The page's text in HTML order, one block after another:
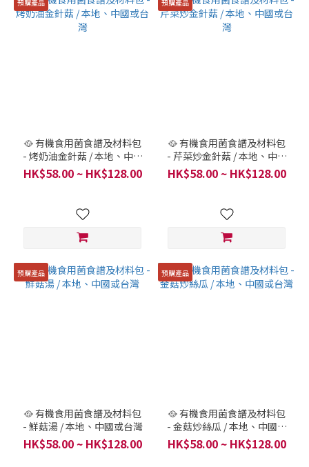
預購產品
🥘 有機食用菌食譜及材料包
- 烤奶油金針菇 / 本地、中國
或台灣
HK$58.00 ~ HK$128.00
預購產品
🥘 有機食用菌食譜及材料包
- 芹菜炒金針菇 / 本地、中國
或台灣
HK$58.00 ~ HK$128.00
預購產品
🥘 有機食用菌食譜及材料包
- 鮮菇湯 / 本地、中國或台灣
HK$58.00 ~ HK$128.00
預購產品
🥘 有機食用菌食譜及材料包
- 金菇炒絲瓜 / 本地、中國或
台灣
HK$58.00 ~ HK$128.00